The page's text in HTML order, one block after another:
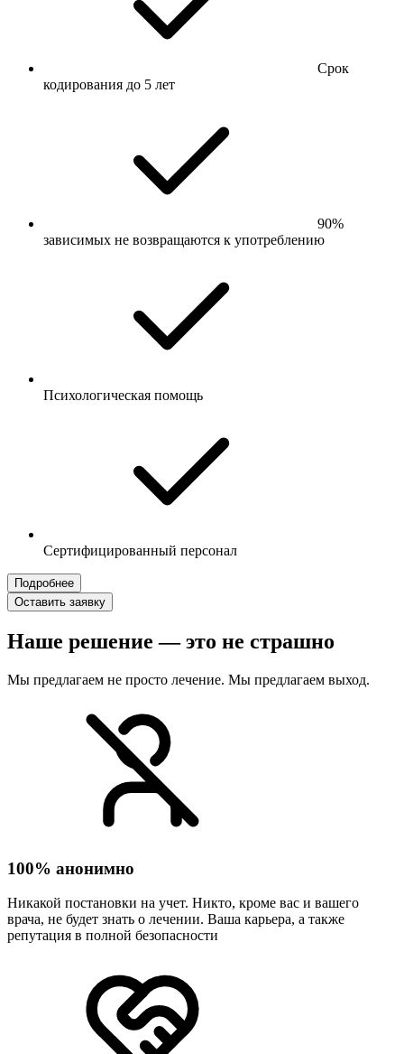
Срок
кодирования до 5 лет
90%
зависимых не возвращаются к употреблению
Психологическая помощь
Сертифицированный персонал
Подробнее
Оставить заявку
Наше решение — это не страшно
Мы предлагаем не просто лечение. Мы предлагаем выход.
100% анонимно
Никакой постановки на учет. Никто, кроме вас и вашего
врача, не будет знать о лечении. Ваша карьера, а также
репутация в полной безопасности